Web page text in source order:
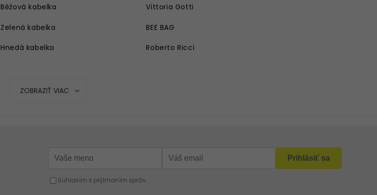
Béžová kabelka
Zelená kabelka
Hnedá kabelka
Ružová kabelka
Vittoria Gotti
BEE BAG
Roberto Ricci
ZOBRAZIŤ VIAC